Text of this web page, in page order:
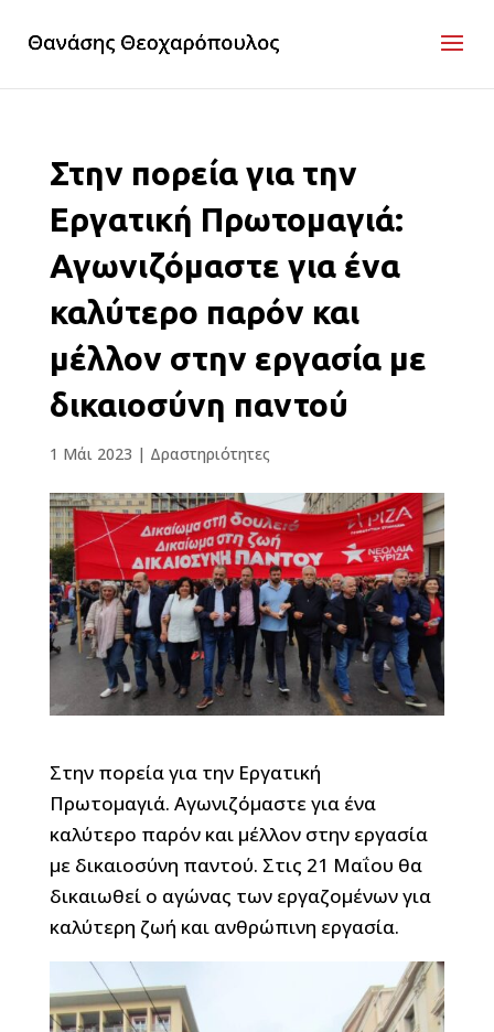
Στην πορεία για την
Εργατική Πρωτομαγιά:
Αγωνιζόμαστε για ένα
καλύτερο παρόν και
μέλλον στην εργασία με
δικαιοσύνη παντού
1 Μάι 2023 | Δραστηριότητες
Στην πορεία για την Εργατική
Πρωτομαγιά. Αγωνιζόμαστε για ένα
καλύτερο παρόν και μέλλον στην εργασία
με δικαιοσύνη παντού. Στις 21 Μαΐου θα
δικαιωθεί ο αγώνας των εργαζομένων για
καλύτερη ζωή και ανθρώπινη εργασία.